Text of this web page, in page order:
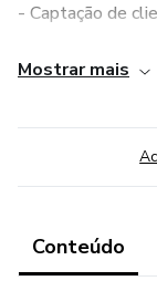
- Captação de
- Planejamento
- Xixi e Cocô
- Ansiedade de
Mostrar mais
Conteúdo